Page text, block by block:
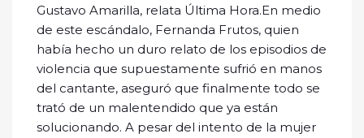
Gustavo Amarilla, relata Última Hora.En medio
de este escándalo, Fernanda Frutos, quien
había hecho un duro relato de los episodios de
violencia que supuestamente sufrió en manos
del cantante, aseguró que finalmente todo se
trató de un malentendido que ya están
solucionando. A pesar del intento de la mujer